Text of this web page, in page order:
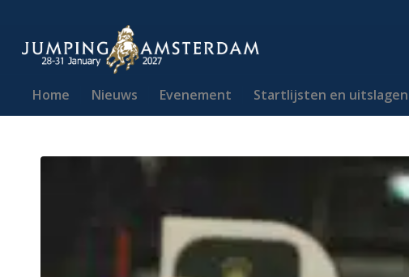
Home Nieuws Evenement Startlijsten en uitslagen